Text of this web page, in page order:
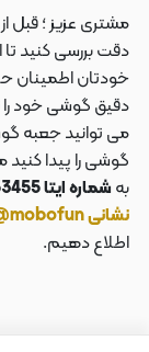
مشتری عزیز ؛ قبل
دقت بررسی کنید
خودتان اطمینان
دقیق گوشی خود
می توانید جعبه
گوشی را پیدا
به شماره ایتا 09108553455
نشانی mobofun@
اطلاع دهیم.